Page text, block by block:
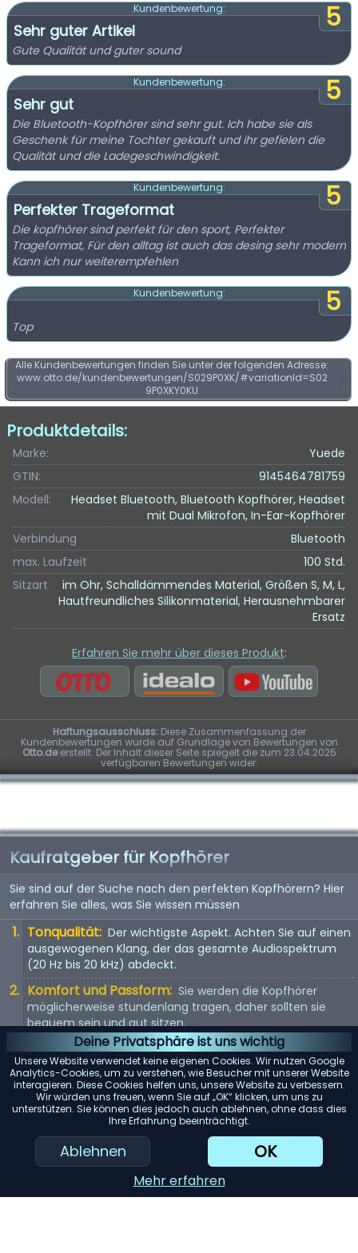
Deine Privatsphäre ist uns wichtig
Unsere Website verwendet keine eigenen Cookies. Wir nutzen Google
Analytics-Cookies, um zu verstehen, wie Besucher mit unserer Website
interagieren. Diese Cookies helfen uns, unsere Website zu verbessern.
Wir würden uns freuen, wenn Sie auf „OK“ klicken, um uns zu
unterstützen. Sie können dies jedoch auch ablehnen, ohne dass dies
Ihre Erfahrung beeinträchtigt.
Ablehnen OK
Mehr erfahren
5
Kundenbewertung:
Sehr guter Artikel
Gute Qualität und guter sound
5
Kundenbewertung:
Sehr gut
Die Bluetooth-Kopfhörer sind sehr gut. Ich habe sie als
Geschenk für meine Tochter gekauft und ihr gefielen die
Qualität und die Ladegeschwindigkeit.
5
Kundenbewertung:
Perfekter Trageformat
Die kopfhörer sind perfekt für den sport, Perfekter
Trageformat, Für den alltag ist auch das desing sehr modern
Kann ich nur weiterempfehlen
5
Kundenbewertung:
Top
Alle Kundenbewertungen finden Sie unter der folgenden Adresse:
www.otto.de/kundenbewertungen/S029P0XK/#variationId=S02
9P0XKY0KU
Produktdetails:
Marke:
Yuede
GTIN:
9145464781759
Modell:
Headset Bluetooth, Bluetooth Kopfhörer, Headset
mit Dual Mikrofon, In-Ear-Kopfhörer
Verbindung
Bluetooth
max. Laufzeit
100 Std.
Sitzart
im Ohr, Schalldämmendes Material, Größen S, M, L,
Hautfreundliches Silikonmaterial, Herausnehmbarer
Ersatz
Erfahren Sie mehr über dieses Produkt:
Haftungsausschluss:Diese Zusammenfassung der
Kundenbewertungen wurde auf Grundlage von Bewertungen von
Otto.deerstellt. Der Inhalt dieser Seite spiegelt die zum 23.04.2025
verfügbaren Bewertungen wider.
Kaufratgeber für Kopfhörer
Sie sind auf der Suche nach den perfekten Kopfhörern? Hier
erfahren Sie alles, was Sie wissen müssen
Tonqualität: Der wichtigste Aspekt. Achten Sie auf einen
ausgewogenen Klang, der das gesamte Audiospektrum
(20 Hz bis 20 kHz) abdeckt.
Komfort und Passform: Sie werden die Kopfhörer
möglicherweise stundenlang tragen, daher sollten sie
bequem sein und gut sitzen.
Kopfhörertyp: In-Ear, On-Ear oder Over-Ear? Jeder Typ
hat seine Vor- und Nachteile. Wählen Sie entsprechend
Ihren Vorlieben.
KI-Einkaufsassistent